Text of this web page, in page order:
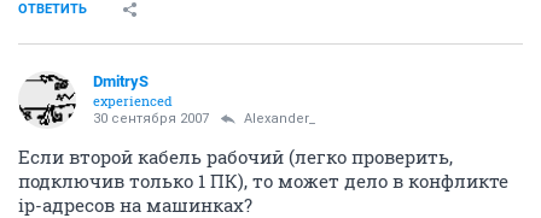
ОТВЕТИТЬ
DmitryS
experienced
30 сентября 2007 Alexander_
Если второй кабель рабочий (легко проверить,
подключив только 1 ПК), то может дело в конфликте
ip-адресов на машинках?